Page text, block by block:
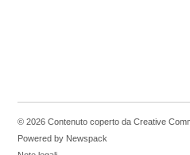
© 2026 Contenuto coperto da Creative
Powered by Newspack